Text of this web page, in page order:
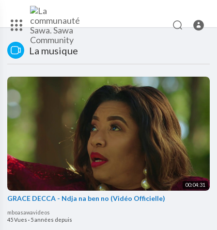
La musique
00:04:31
GRACE DECCA - Ndja na ben no (Vidéo Officielle)
mboasawavideos
45 Vues · 5 années depuis